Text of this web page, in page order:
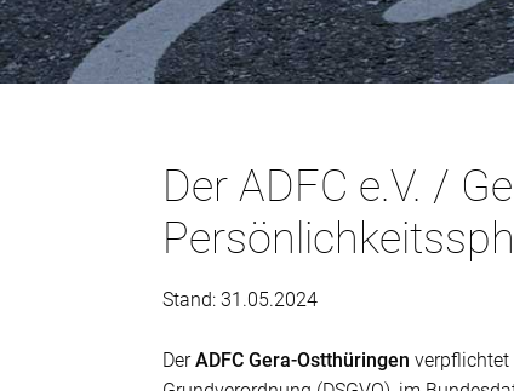
Der ADFC e.V. /
Stand: 31.05.2024
DerADFC Gera-Ostthüringenverpflichtet